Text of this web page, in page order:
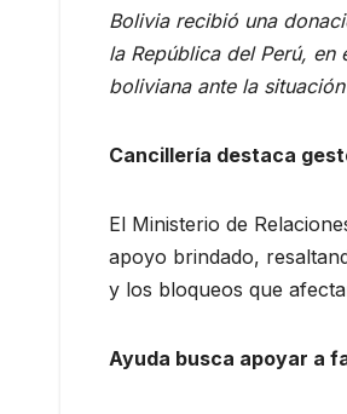
Bolivia recibió una
la República del Perú,
boliviana ante la
Cancillería destaca
El Ministerio de
apoyo brindado,
y los bloqueos que
Ayuda busca apoyar a